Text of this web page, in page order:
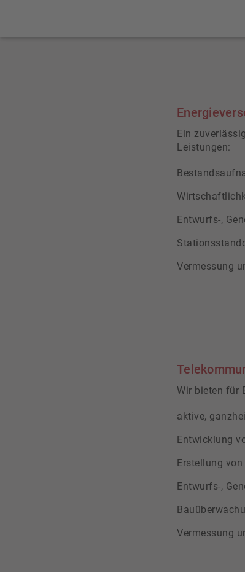
Ein
Leistungen:
Entwurfs-,
Vermessung
Wir bieten für
aktive,
Entwicklung
Erstellung
Entwurfs-,
Vermessung